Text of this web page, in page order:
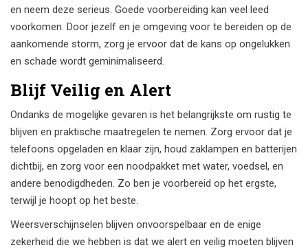
en neem deze serieus. Goede voorbereiding kan veel leed
voorkomen. Door jezelf en je omgeving voor te bereiden op de
aankomende storm, zorg je ervoor dat de kans op ongelukken
en schade wordt geminimaliseerd.
Blijf Veilig en Alert
Ondanks de mogelijke gevaren is het belangrijkste om rustig te
blijven en praktische maatregelen te nemen. Zorg ervoor dat je
telefoons opgeladen en klaar zijn, houd zaklampen en batterijen
dichtbij, en zorg voor een noodpakket met water, voedsel, en
andere benodigdheden. Zo ben je voorbereid op het ergste,
terwijl je hoopt op het beste.
Weersverschijnselen blijven onvoorspelbaar en de enige
zekerheid die we hebben is dat we alert en veilig moeten blijven